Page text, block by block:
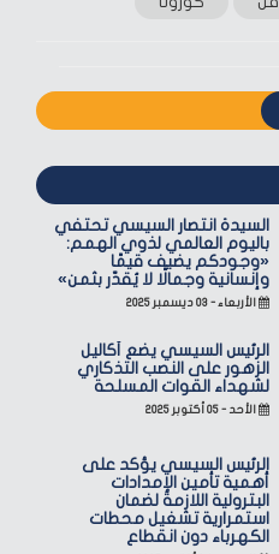
السيدة انتصار السيسي تحتفي
باليوم العالمي لذوي الهمم:
«وجودكم يضيف قيمًا
وإنسانية وجمالًا لا يُقدّر بثمن»
الأربعاء - ٠٣ ديسمبر ٢٠٢٥
الرئيس السيسي يضع أكاليل
الزهور على النصب التذكاري
لشهداء القوات المسلحة
الأحد - ٠٥ أكتوبر ٢٠٢٥
الرئيس السيسي يؤكد على
أهمية تأمين الإمدادات
البترولية اللازمة لضمان
استمرارية تشغيل محطات
الكهرباء دون انقطاع